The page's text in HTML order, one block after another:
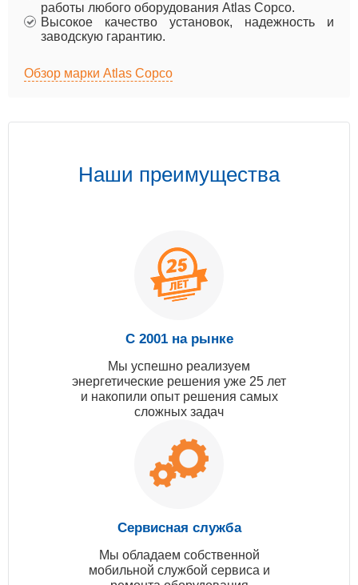
работы любого оборудования Atlas Copco.
Высокое качество установок, надежность и
заводскую гарантию.
Обзор марки Atlas Copco
Наши преимущества
С 2001 на рынке
Мы успешно реализуем
энергетические решения уже 25 лет
и накопили опыт решения самых
сложных задач
Сервисная служба
Мы обладаем собственной
мобильной службой сервиса и